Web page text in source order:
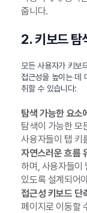
줍니다.
2. 키보드 탐
모든 사용자가 키보
접근성을 높이는 데
취할 수 있습니다:
탐색 가능한 요소
탐색이 가능한 모
사용자들이 탭 키
자연스러운 흐름
하며, 사용자들이
있도록 설계되어
접근성 키보드 단
페이지로 이동할